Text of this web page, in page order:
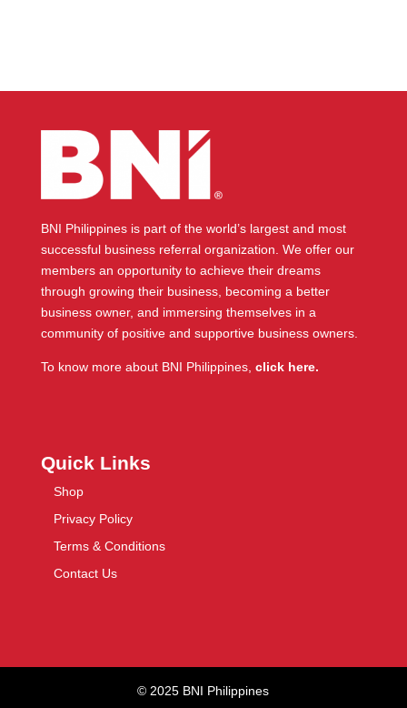
BNI Philippines is part of the world’s largest and most
successful business referral organization. We offer our
members an opportunity to achieve their dreams
through growing their business, becoming a better
business owner, and immersing themselves in a
community of positive and supportive business owners.
To know more about BNI Philippines, click here.
Quick Links
Shop
Privacy Policy
Terms & Conditions
Contact Us
© 2025 BNI Philippines